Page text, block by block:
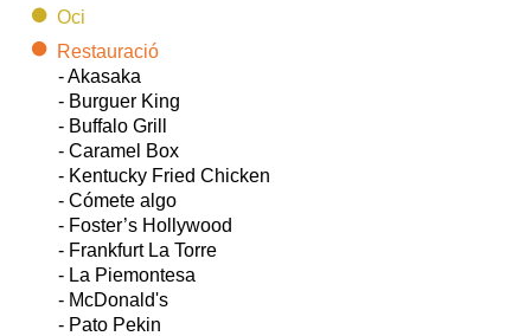
Oci
Restauració
- Akasaka
- Burguer King
- Buffalo Grill
- Caramel Box
- Kentucky Fried Chicken
- Cómete algo
- Foster’s Hollywood
- Frankfurt La Torre
- La Piemontesa
- McDonald's
- Pato Pekin